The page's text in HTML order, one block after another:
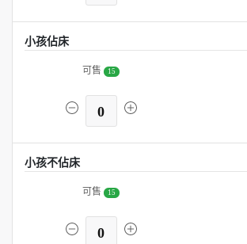
小孩佔床
可售 15
0
小孩不佔床
可售 15
0